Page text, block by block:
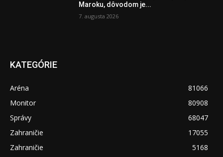
Maroku, dôvodom je...
7. augusta 2026
KATEGÓRIE
Aréna
81066
Monitor
80908
Správy
68047
Zahraničie
17055
Zahraničie
5168